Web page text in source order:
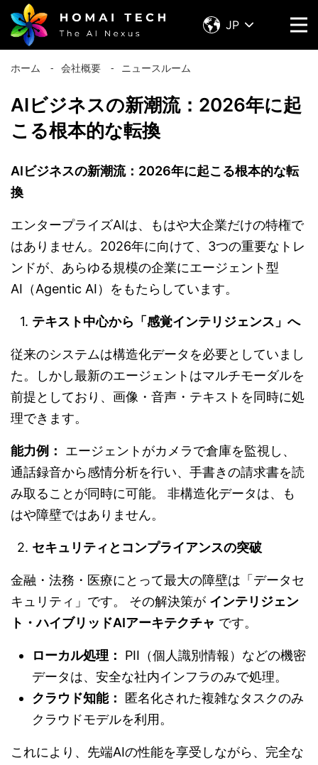
JP
ホーム ⁃ 会社概要 ⁃ ニュースルーム
AIビジネスの新潮流：2026年に起
こる根本的な転換
AIビジネスの新潮流： 2026年に起こる根本的な転
換
エンタープライズAIは、もはや大企業だけの特権で
はありません。2026年に向けて、3つの重要なトレ
ンドが、あらゆる規模の企業にエージェント型
AI（Agentic AI）をもたらしています。
テキスト中心から「感覚インテリジェンス」へ
従来のシステムは構造化データを必要としていまし
た。しかし最新のエージェントはマルチモーダルを
前提としており、画像・音声・テキストを同時に処
理できます。
能力例：
エージェントがカメラで倉庫を監視し、
通話録音から感情分析を行い、手書きの請求書を読
み取ることが同時に可能。 非構造化データは、も
はや障壁ではありません。
セキュリティとコンプライアンスの突破
金融・法務・医療にとって最大の障壁は「データセ
キュリティ」です。 その解決策が インテリジェン
ト・ハイブリッドAIアーキテクチャ です。
ローカル処理：
PII（個人識別情報）などの機密
データは、安全な社内インフラのみで処理。
クラウド知能：
匿名化された複雑なタスクのみ
クラウドモデルを利用。
これにより、先端AIの性能を享受しながら、完全な